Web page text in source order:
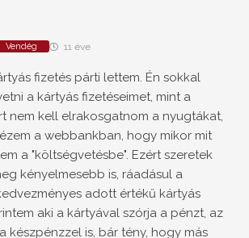
Vendég 11 éve
fizetés párti lettem. Én sokkal
a kártyás fizetéseimet, mint a
nem kell elrakosgatnom a nyugtákat,
a webbankban, hogy mikor mit
a "költségvetésbe". Ezért szeretek
kényelmesebb is, ráadásul a
adott értékű kártyás
aki a kártyával szórja a pénzt, az
készpénzzel is, bár tény, hogy más